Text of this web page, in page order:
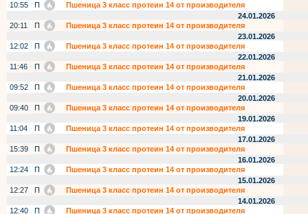
10:55
П
Пшеница 3 класс протеин 14 от производителя
24.01.2026
20:11
П
Пшеница 3 класс протеин 14 от производителя
23.01.2026
12:02
П
Пшеница 3 класс протеин 14 от производителя
22.01.2026
11:46
П
Пшеница 3 класс протеин 14 от производителя
21.01.2026
09:52
П
Пшеница 3 класс протеин 14 от производителя
20.01.2026
09:40
П
Пшеница 3 класс протеин 14 от производителя
19.01.2026
11:04
П
Пшеница 3 класс протеин 14 от производителя
17.01.2026
15:39
П
Пшеница 3 класс протеин 14 от производителя
16.01.2026
12:24
П
Пшеница 3 класс протеин 14 от производителя
15.01.2026
12:27
П
Пшеница 3 класс протеин 14 от производителя
14.01.2026
12:40
П Пшеница 3 класс протеин 14 от производителя